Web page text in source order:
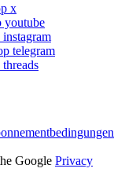
x
youtube
telegram
Google Privacy